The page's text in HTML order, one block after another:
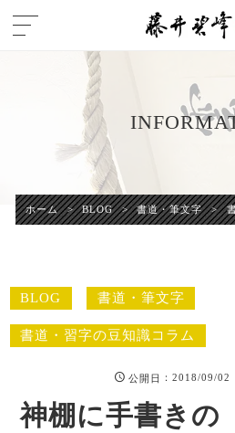
ホーム > BLOG > 書道・筆文字 >
BLOG 書道・筆文字
書道・習字の豆知識コラム
公開日 ：2018/09/
神棚に手書きの